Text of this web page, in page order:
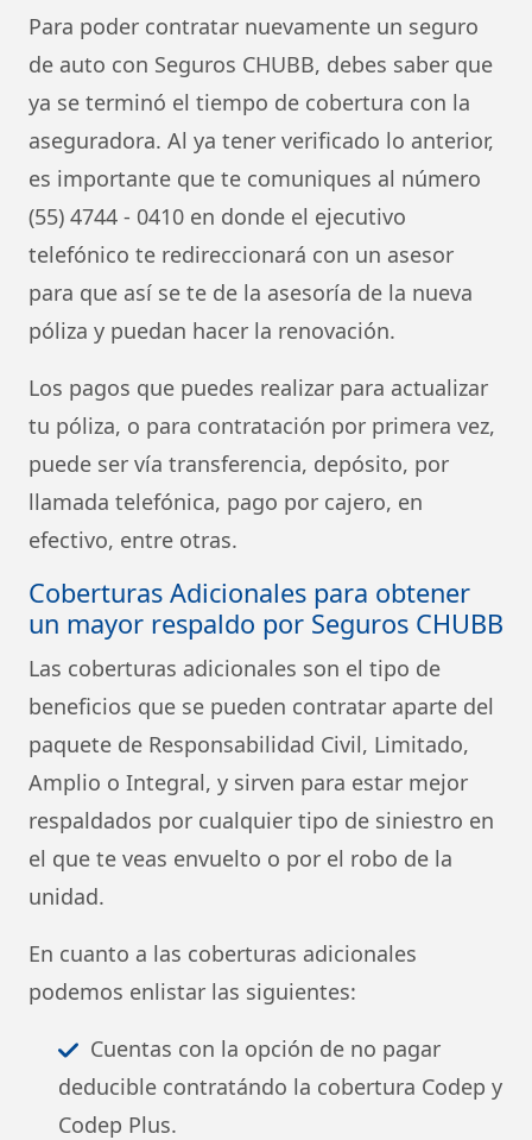
Para poder contratar nuevamente un seguro
de auto con Seguros CHUBB, debes saber que
ya se terminó el tiempo de cobertura con la
aseguradora. Al ya tener verificado lo anterior,
es importante que te comuniques al número
(55) 4744 - 0410 en donde el ejecutivo
telefónico te redireccionará con un asesor
para que así se te de la asesoría de la nueva
póliza y puedan hacer la renovación.
Los pagos que puedes realizar para actualizar
tu póliza, o para contratación por primera vez,
puede ser vía transferencia, depósito, por
llamada telefónica, pago por cajero, en
efectivo, entre otras.
Coberturas Adicionales para obtener
un mayor respaldo por Seguros CHUBB
Las coberturas adicionales son el tipo de
beneficios que se pueden contratar aparte del
paquete de Responsabilidad Civil, Limitado,
Amplio o Integral, y sirven para estar mejor
respaldados por cualquier tipo de siniestro en
el que te veas envuelto o por el robo de la
unidad.
En cuanto a las coberturas adicionales
podemos enlistar las siguientes:
Cuentas con la opción de no pagar
deducible contratándo la cobertura Codep y
Codep Plus.